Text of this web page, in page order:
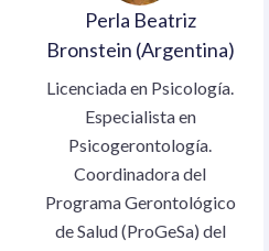
Perla Beatriz
Bronstein (Argentina)
Licenciada en Psicología.
Especialista en
Psicogerontología.
Coordinadora del
Programa Gerontológico
de Salud (ProGeSa) del